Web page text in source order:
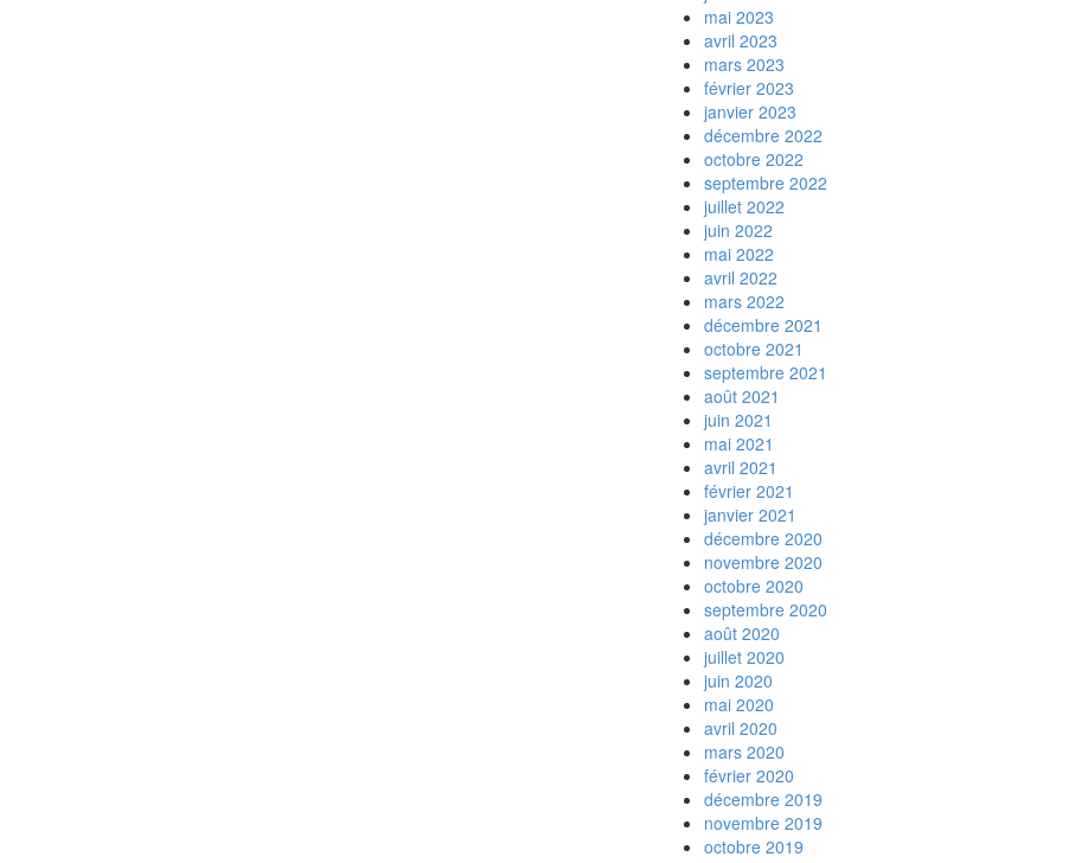
mai 2023
avril 2023
mars 2023
février 2023
janvier 2023
décembre 2022
octobre 2022
septembre 2022
juillet 2022
juin 2022
mai 2022
avril 2022
mars 2022
décembre 2021
octobre 2021
septembre 2021
août 2021
juin 2021
mai 2021
avril 2021
février 2021
janvier 2021
décembre 2020
novembre 2020
octobre 2020
septembre 2020
août 2020
juillet 2020
juin 2020
mai 2020
avril 2020
mars 2020
février 2020
décembre 2019
novembre 2019
octobre 2019